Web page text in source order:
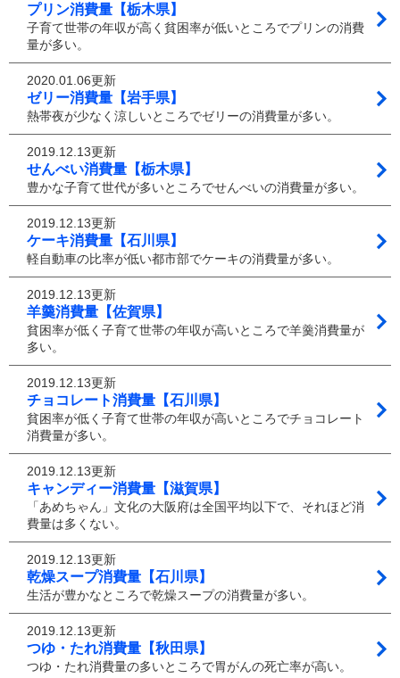
プリン消費量【栃木県】
子育て世帯の年収が高く貧困率が低いところでプリンの消費
量が多い。
2020.01.06更新
ゼリー消費量【岩手県】
熱帯夜が少なく涼しいところでゼリーの消費量が多い。
2019.12.13更新
せんべい消費量【栃木県】
豊かな子育て世代が多いところでせんべいの消費量が多い。
2019.12.13更新
ケーキ消費量【石川県】
軽自動車の比率が低い都市部でケーキの消費量が多い。
2019.12.13更新
羊羹消費量【佐賀県】
貧困率が低く子育て世帯の年収が高いところで羊羹消費量が
多い。
2019.12.13更新
チョコレート消費量【石川県】
貧困率が低く子育て世帯の年収が高いところでチョコレート
消費量が多い。
2019.12.13更新
キャンディー消費量【滋賀県】
「あめちゃん」文化の大阪府は全国平均以下で、それほど消
費量は多くない。
2019.12.13更新
乾燥スープ消費量【石川県】
生活が豊かなところで乾燥スープの消費量が多い。
2019.12.13更新
つゆ・たれ消費量【秋田県】
つゆ・たれ消費量の多いところで胃がんの死亡率が高い。